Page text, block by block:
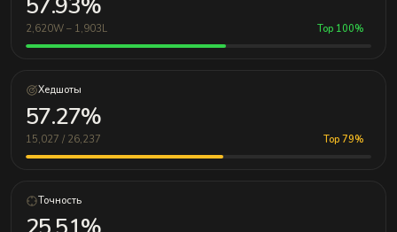
2,620W – 1,903L Top 100%
Хедшоты
57.27%
15,027 / 26,237 Top 79%
Точность